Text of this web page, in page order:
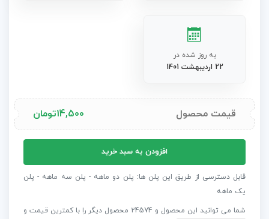
به روز شده در
22 اردیبهشت 1401
قیمت محصول 14,500تومان
افترافکت
معرفی
افزودن به سبد خرید
قابل دسترسی از طریق این پلن ها: پلن دو ماهه - پلن سه ماهه - پلن
یک ماهه
شما می توانید این محصول و 24574 محصول دیگر را با کمترین قیمت و